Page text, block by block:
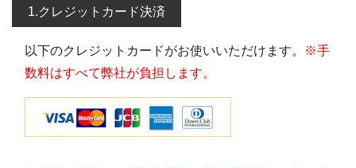
1.クレジットカード決済
以下のクレジットカードがお使いいただけます。
※手
数料はすべて弊社が負担します。